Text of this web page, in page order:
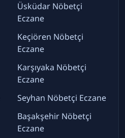
Üsküdar Nöbetçi
Eczane
Keçiören Nöbetçi
Eczane
Karşıyaka Nöbetçi
Eczane
Seyhan Nöbetçi Eczane
Başakşehir Nöbetçi
Eczane